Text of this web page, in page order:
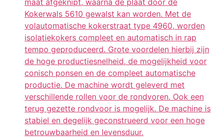
maat afgeknipt, waarna de plaat door de
Kokerwals 5610 gewalst kan worden. Met de
volautomatische kokerstraat type 4960, worden
isolatiekokers compleet en automatisch in rap
tempo geproduceerd. Grote voordelen hierbij zijn
de hoge productiesnelheid, de mogelijkheid voor
conisch ponsen en de compleet automatische
productie. De machine wordt geleverd met
verschillende rollen voor de rondvoren. Ook een
terug gezette rondvoor is mogelijk. De machine is
stabiel en degelijk geconstrueerd voor een hoge
betrouwbaarheid en levensduur.